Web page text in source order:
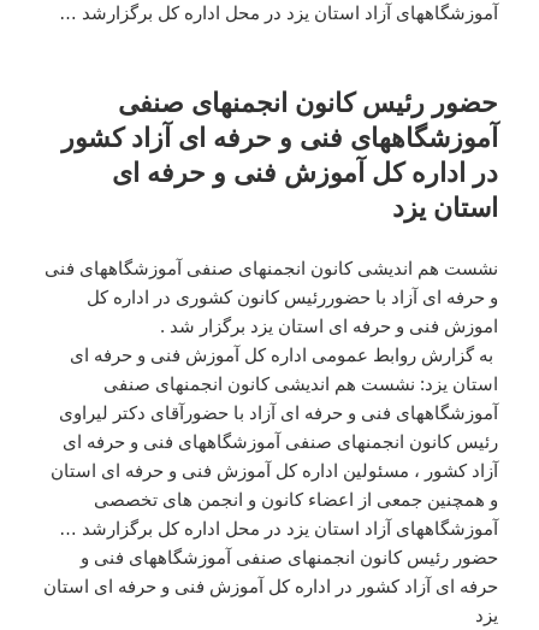
آموزشگاههای آزاد استان یزد در محل اداره کل برگزارشد …
حضور رئیس کانون انجمنهای صنفی
آموزشگاههای فنی و حرفه ای آزاد کشور
در اداره کل آموزش فنی و حرفه ای
استان یزد
نشست هم اندیشی کانون انجمنهای صنفی آموزشگاههای فنی
و حرفه ای آزاد با حضوررئیس کانون کشوری در اداره کل
اموزش فنی و حرفه ای استان یزد برگزار شد .
به گزارش روابط عمومی اداره کل آموزش فنی و حرفه ای
استان یزد: نشست هم اندیشی کانون انجمنهای صنفی
آموزشگاههای فنی و حرفه ای آزاد با حضورآقای دکتر لیراوی
رئیس کانون انجمنهای صنفی آموزشگاههای فنی و حرفه ای
آزاد کشور ، مسئولین اداره کل آموزش فنی و حرفه ای استان
و همچنین جمعی از اعضاء کانون و انجمن های تخصصی
آموزشگاههای آزاد استان یزد در محل اداره کل برگزارشد …
حضور رئیس کانون انجمنهای صنفی آموزشگاههای فنی و
حرفه ای آزاد کشور در اداره کل آموزش فنی و حرفه ای استان
یزد